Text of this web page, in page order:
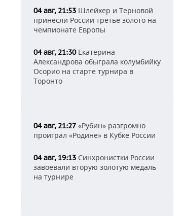
04 авг, 21:53 Шлейхер и Терновой
принесли России третье золото на
чемпионате Европы
04 авг, 21:30Екатерина
Александрова обыграла колумбийку
Осорио на старте турнира в
Торонто
04 авг, 21:27 «Рубин» разгромно
проиграл «Родине» в Кубке России
04 авг, 19:13 Синхронистки России
завоевали вторую золотую медаль
на турнире